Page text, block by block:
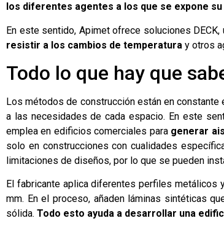
los diferentes agentes a los que se expone
En este sentido, Apimetofrece soluciones DECK,
resistir a los cambios de temperatura y otros
Todo lo que hay que
Los métodos de construcción están en
a las necesidades de cada espacio. En este
emplea en edificios comerciales para generar
solo en construcciones con cualidades
limitaciones de diseños, por lo que se pueden
El fabricante aplica diferentes perfiles metálicos
mm. En el proceso, añaden láminas sintéticas
sólida. Todo esto ayuda a desarrollar una